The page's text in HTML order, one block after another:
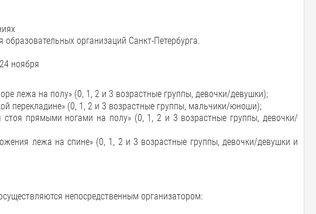
организаций Санкт-Петербурга.
ноября
лежа на полу» (0, 1, 2 и 3 возрастные группы, девочки/девушки);
перекладине» (0, 1, 2 и 3 возрастные группы, мальчики/юноши);
прямыми ногами на полу» (0, 1, 2 и 3 возрастные группы, девочки/
лежа на спине» (0, 1, 2 и 3 возрастные группы, девочки/девушки и
непосредственным организатором: